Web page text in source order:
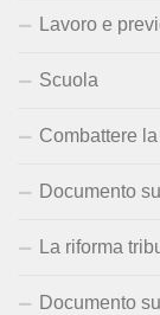
Lavoro e
Scuola
Combattere
Documento
La riforma
Documento